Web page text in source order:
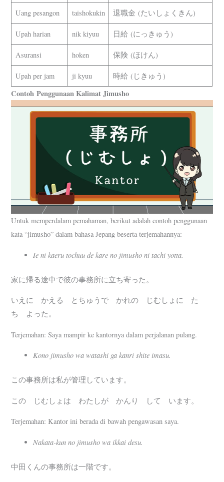
Uang pesangon taishokukin 退職金 (たいしょくきん)
Upah harian nik kiyuu 日給 (にっきゅう)
Asuransi hoken 保険 (ほけん)
Upah per jam ji kyuu 時給 (じきゅう)
ContohPenggunaan Kalimat Jimusho
Untuk memperdalam pemahaman, berikut adalah contoh penggunaan
kata “jimusho” dalam bahasa Jepang beserta terjemahannya:
Ie ni kaeru tochuu de kare no jimusho ni tachi yotta.
家に帰る途中で彼の事務所に立ち寄った。
いえに かえる とちゅうで かれの じむしょに た
ち よった。
Terjemahan: Saya mampir ke kantornya dalam perjalanan pulang.
Kono jimusho wa watashi ga kanri shite imasu.
この事務所は私が管理しています。
この じむしょは わたしが かんり して います。
Terjemahan: Kantor ini berada di bawah pengawasan saya.
Nakata-kun no jimusho wa ikkai desu.
中田くんの事務所は一階です。